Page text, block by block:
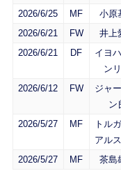
2026/6/25
MF 小原
2026/6/21
FW 井上
2026/6/21
DF
イヨ
ン
2026/6/12 FW
ジャ
ン
2026/5/27 MF
トル
アル
2026/5/27 MF 茶島